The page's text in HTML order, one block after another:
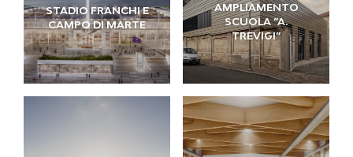
STADIO FRANCHI E
CAMPO DI MARTE
AMPLIAMENTO
SCUOLA ”A.
TREVIGI”